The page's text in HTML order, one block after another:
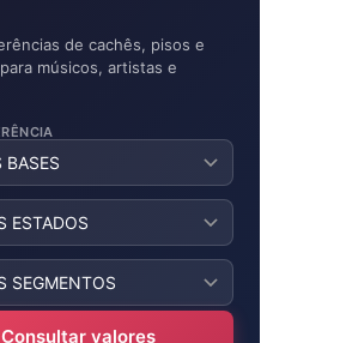
de cachês, pisos e
músicos, artistas e
Consultar valores